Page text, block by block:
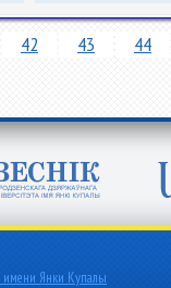
42 43 44
имени Янки Купалы